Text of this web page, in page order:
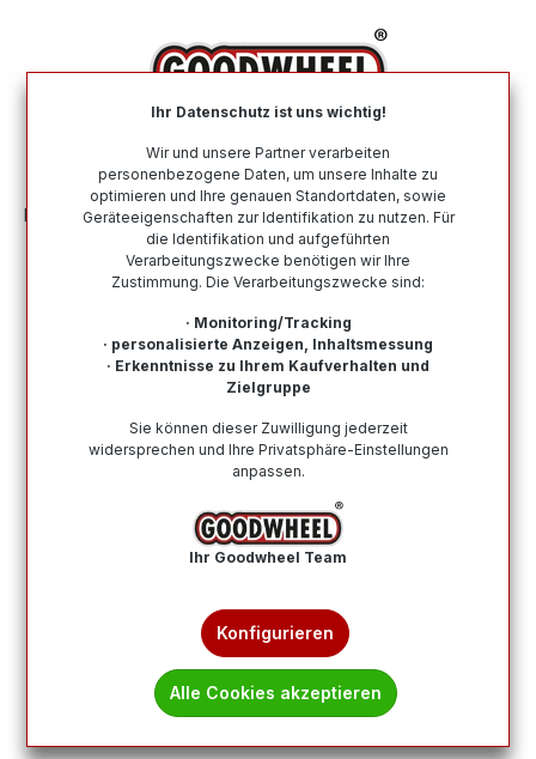
Motorradreifen Einsatzzweck ALL SEASON
ALL SEASON Motorradreifen günstig
ALL SEASON Motorradreifen in allen verfügbaren
Größen. Sie suchen nach einem passenden ALL
werden Sie mit Sicherheit fündig! Schneller Versand &
kompetenter Kundensupport.
Wie finde ich meine Reifengröße?
Keine Produkte gefunden.
Ihr Datenschutz ist uns wichtig!
Wir und unsere Partner verarbeiten
personenbezogene Daten, um unsere Inhalte zu
optimieren und Ihre genauen Standortdaten, sowie
Geräteeigenschaften zur Identifikation zu nutzen. Für
die Identifikation und aufgeführten
Verarbeitungszwecke benötigen wir Ihre
Zustimmung. Die Verarbeitungszwecke sind:
· Monitoring/Tracking
· personalisierte Anzeigen, Inhaltsmessung
· Erkenntnisse zu Ihrem Kaufverhalten und
Zielgruppe
Sie können dieser Zuwilligung jederzeit
widersprechen und Ihre Privatsphäre-Einstellungen
anpassen.
Ihr Goodwheel Team
Konfigurieren
Alle Cookies akzeptieren